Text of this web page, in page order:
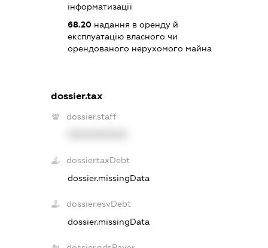
інформатизації
68.20 надання в оренду й
експлуатацію власного чи
орендованого нерухомого майна
dossier.tax
dossier.staff
dossier.taxDebt
dossier.missingData
dossier.esvDebt
dossier.missingData